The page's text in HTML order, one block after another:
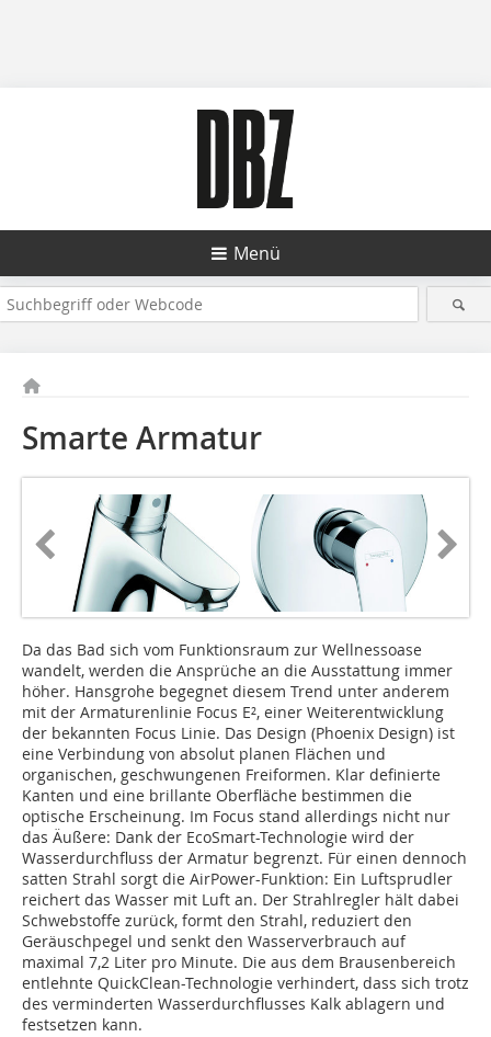
Menü
Smarte Armatur
Da das Bad sich vom Funktionsraum zur Well­nessoase
wandelt, werden die Ansprüche an die Ausstattung immer
höher. Hansgrohe begegnet diesem Trend unter anderem
mit der Armaturenlinie Focus E², einer Weiterentwick­lung
der bekannten Focus Linie. Das Design (Phoenix Design) ist
eine Verbindung von absolut planen Flächen und
organischen, geschwungenen Freiformen. Klar definierte
Kanten und eine brillante Oberfläche bestimmen die
optische Erscheinung. Im Focus stand allerdings nicht nur
das Äußere: Dank der EcoSmart-Technologie wird der
Wasserdurchfluss der Armatur begrenzt. Für einen dennoch
satten Strahl sorgt die AirPower-Funktion: Ein Luftsprudler
reichert das Wasser mit Luft an. Der Strahlregler hält dabei
Schwebstoffe zurück, formt den Strahl, reduziert den
Geräuschpegel und senkt den Wasserverbrauch auf
maximal 7,2 Liter pro Minute. Die aus dem Brausenbereich
entlehnte QuickClean-Technologie verhindert, dass sich trotz
des verminderten Wasserdurchflusses Kalk ablagern und
festsetzen kann.